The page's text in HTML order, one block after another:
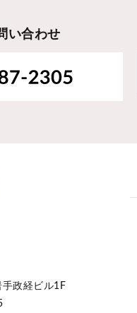
い合わせ
政経ビル1F